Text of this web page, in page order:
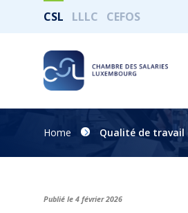
CSL LLLC CEFOS
Home Qualité de travail
Publié le 4 février 2026